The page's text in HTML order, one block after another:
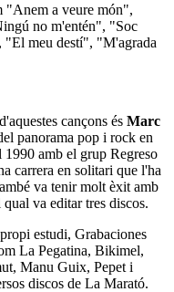
"Anem a veure món",
no m'entén", "Soc
meu destí", "M'agrada
cançons és Marc
panorama pop i rock en
1990 amb el grup Regreso
carrera en solitari que l'ha
va tenir molt èxit amb
va editar tres discos.
estudi, Grabaciones
La Pegatina, Bikimel,
Manu Guix, Pepet i
discos de La Marató.